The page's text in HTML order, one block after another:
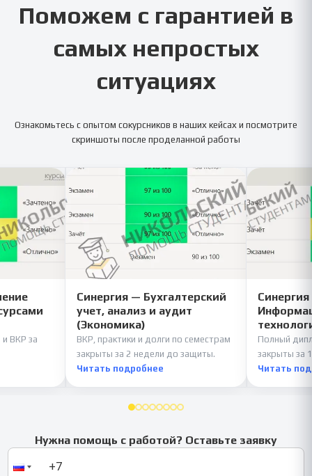
Поможем с гарантией в
самых непростых
ситуациях
Ознакомьтесь с опытом сокурсников в наших кейсах и посмотрите
скриншоты после проделанной работы
и ВКР за
Синергия — Бухгалтерский
учет, анализ и аудит
(Экономика)
ВКР, практики и долги по семестрам
закрыты за 2 недели до защиты.
Читать подробнее
Полный
закрыты за
Читать
Нужна помощь с работой? Оставьте заявку